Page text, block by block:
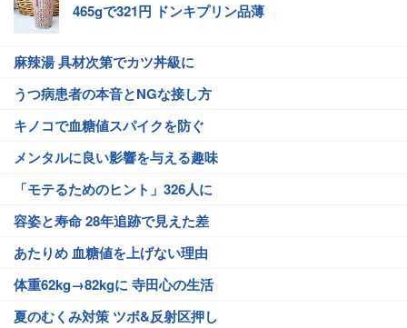
465gで321円 ドンキプリン品薄
麻辣湯 具材次第でカツ丼級に
うつ病患者の本音とNGな接し方
キノコで血糖値スパイクを防ぐ
メンタルに良い影響を与える趣味
「モテるためのヒント」326人に
容姿と寿命 28年追跡で見えた差
あたりめ 血糖値を上げない理由
体重62kg→82kgに 寺田心の生活
夏のむくみ対策 ツボ&反射区押し